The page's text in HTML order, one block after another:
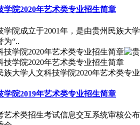
学院2020年艺术类专业招生简章
学院成立于2001年，是由贵州民族大
为“..
族大学人文科技学院2020年艺术类专
学院2019年艺术类专业招生简章
艺术类招生考试信息交互系统审核公